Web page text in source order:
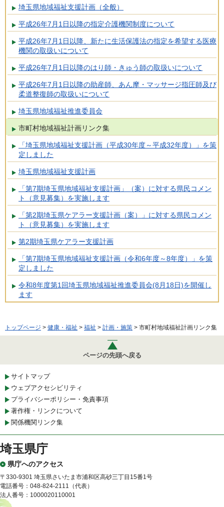
埼玉県地域福祉支援計画（全般）
平成26年7月1日以降の指定介護機関制度について
平成26年7月1日以降、新たに生活保護法の指定を希望する医療
機関の取扱いについて
平成26年7月1日以降のはり師・きゅう師の取扱いについて
平成26年7月1日以降の助産師、あん摩・マッサージ指圧師及び
柔道整復師の取扱いについて
埼玉県地域福祉推進委員会
市町村地域福祉計画リンク集
「埼玉県地域福祉支援計画（平成30年度～平成32年度）」を策
定しました
埼玉県地域福祉支援計画
「第7期埼玉県地域福祉支援計画」（案）に対する県民コメン
ト（意見募集）を実施します
「第2期埼玉県ケアラー支援計画（案）」に対する県民コメン
ト（意見募集）を実施します
第2期埼玉県ケアラー支援計画
「第7期埼玉県地域福祉支援計画（令和6年度～8年度）」を策
定しました
令和8年度第1回埼玉県地域福祉推進委員会(8月18日)を開催し
ます
トップページ > 健康・福祉 > 福祉 > 計画・施策 > 市町村地域福祉計画リンク集
ページの先頭へ戻る
サイトマップ
ウェブアクセシビリティ
プライバシーポリシー・免責事項
著作権・リンクについて
関係機関リンク集
埼玉県庁
県庁へのアクセス
〒330-9301 埼玉県さいたま市浦和区高砂三丁目15番1号
電話番号：048-824-2111（代表）
法人番号：1000020110001